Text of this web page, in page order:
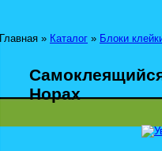
Главная » Каталог » Блоки
Hopax